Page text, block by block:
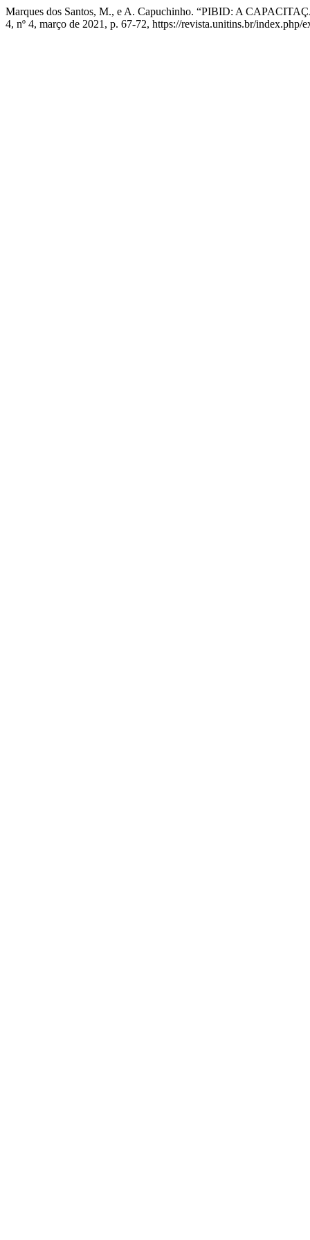
Marques dos Santos, M., e A. Capuchinho. “PIBID: A
4, nº 4, março de 2021, p. 67-72, https://revista.unitins.br/index.php/